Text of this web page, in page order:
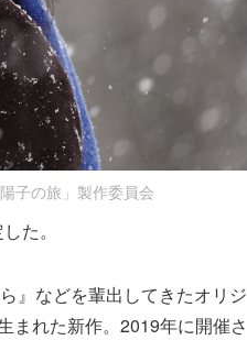
子の旅」製作委員会
た。
』などを輩出してきたオリジ
まれた新作。2019年に開催さ